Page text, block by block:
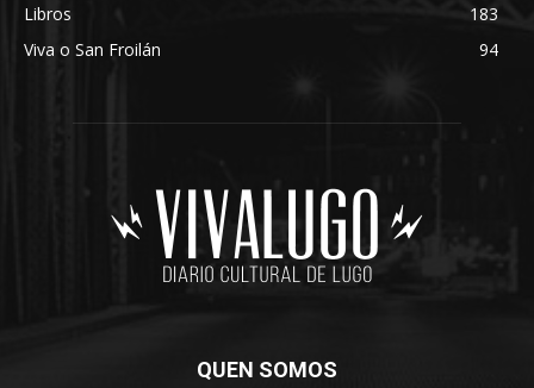
Libros
183
Viva o San Froilán
94
QUEN SOMOS